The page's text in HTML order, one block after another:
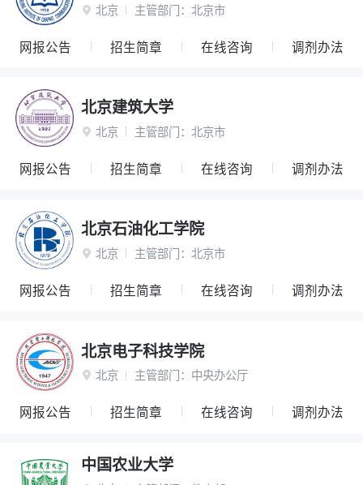
 北京 主管部门： 北京市
网报公告 招生简章 在线咨询 调剂办法
北京建筑大学
 北京 主管部门： 北京市
网报公告 招生简章 在线咨询 调剂办法
北京石油化工学院
 北京 主管部门： 北京市
网报公告 招生简章 在线咨询 调剂办法
北京电子科技学院
 北京 主管部门： 中央办公厅
网报公告 招生简章 在线咨询 调剂办法
中国农业大学